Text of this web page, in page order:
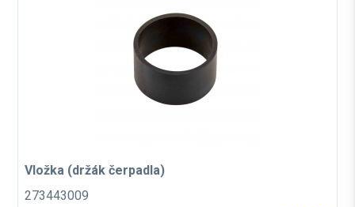
Vložka (držák čerpadla)
273443009